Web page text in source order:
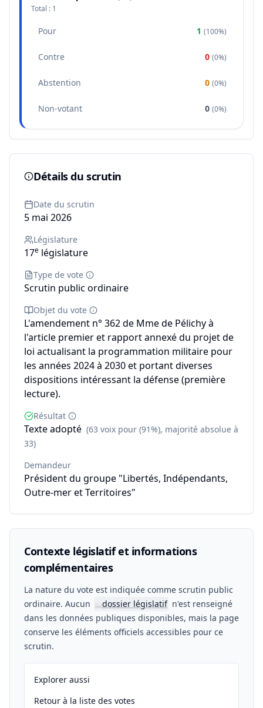
Total : 1
Pour 1 (100%)
Contre 0 (0%)
Abstention 0 (0%)
Non-votant 0 (0%)
Détails du scrutin
Date du scrutin
5 mai 2026
Législature
17e législature
Type de vote
Scrutin public ordinaire
Objet du vote
L'amendement n° 362 de Mme de Pélichy à
l'article premier et rapport annexé du projet de
loi actualisant la programmation militaire pour
les années 2024 à 2030 et portant diverses
dispositions intéressant la défense (première
lecture).
Résultat
Texte adopté (63 voix pour (91%), majorité absolue à
33)
Demandeur
Président du groupe "Libertés, Indépendants,
Outre-mer et Territoires"
Contexte législatif et informations
complémentaires
La nature du vote est indiquée comme scrutin public
ordinaire. Aucun
📖dossier législatif n'est renseigné
dans les données publiques disponibles, mais la page
conserve les éléments officiels accessibles pour ce
scrutin.
Explorer aussi
Retour à la liste des votes